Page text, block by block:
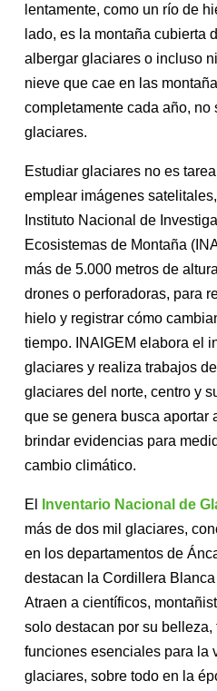
lentamente, como un río de
lado, es la montaña cubierta
albergar glaciares o incluso
nieve que cae en las
completamente cada año, no
glaciares.
Estudiar glaciares no es
emplear imágenes
Instituto Nacional de
Ecosistemas de Montaña
más de 5.000 metros de
drones o perforadoras, para
hielo y registrar cómo
tiempo. INAIGEM elabora el
glaciares y realiza trabajos
glaciares del norte, centro y
que se genera busca aportar
brindar evidencias para
cambio climático.
El Inventario Nacional de
más de dos mil glaciares,
en los departamentos de
destacan la Cordillera
Atraen a científicos,
solo destacan por su belleza,
funciones esenciales para la
glaciares, sobre todo en la